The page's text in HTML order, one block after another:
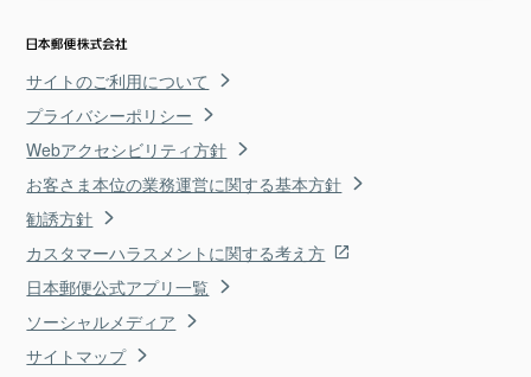
サイトのご利用について
プライバシーポリシー
Webアクセシビリティ方針
お客さま本位の業務運営に関する基本方針
勧誘方針
カスタマーハラスメントに関する考え方
日本郵便公式アプリ一覧
ソーシャルメディア
サイトマップ